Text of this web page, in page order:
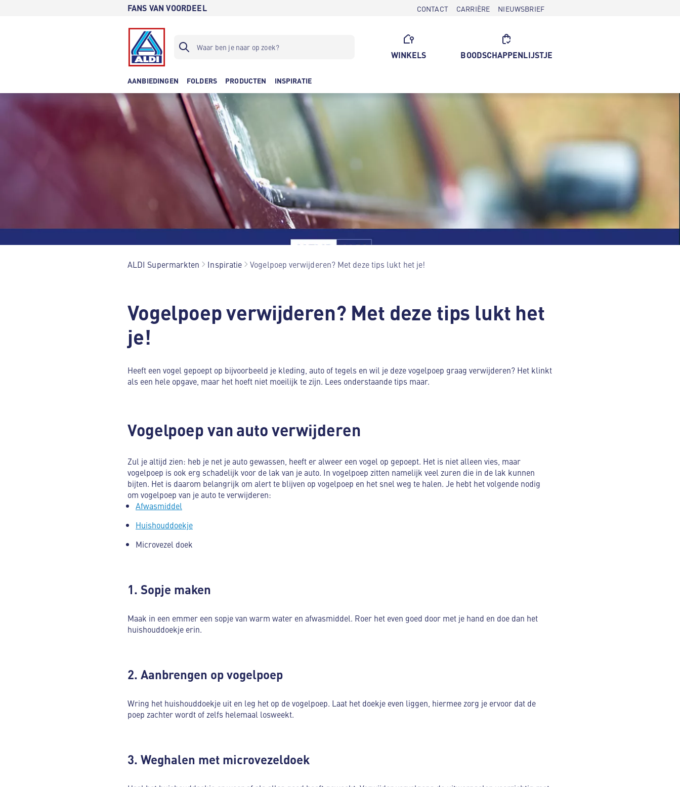
FANS VAN VOORDEEL CONTACT CARRIÈRE NIEUWSBRIEF
WINKELS BOODSCHAPPENLIJSTJE
AANBIEDINGEN FOLDERS PRODUCTEN INSPIRATIE
ALDI Supermarkten Inspiratie Vogelpoep verwijderen? Met deze tips lukt het je!
Vogelpoep verwijderen? Met deze tips lukt het
je!
Heeft een vogel gepoept op bijvoorbeeld je kleding, auto of tegels en wil je deze vogelpoep graag verwijderen? Het klinkt
als een hele opgave, maar het hoeft niet moeilijk te zijn. Lees onderstaande tips maar.
Vogelpoep van auto verwijderen
Zul je altijd zien: heb je net je auto gewassen, heeft er alweer een vogel op gepoept. Het is niet alleen vies, maar
vogelpoep is ook erg schadelijk voor de lak van je auto. In vogelpoep zitten namelijk veel zuren die in de lak kunnen
bijten. Het is daarom belangrijk om alert te blijven op vogelpoep en het snel weg te halen. Je hebt het volgende nodig
om vogelpoep van je auto te verwijderen:
Afwasmiddel
Huishouddoekje
Microvezel doek
1. Sopje maken
Maak in een emmer een sopje van warm water en afwasmiddel. Roer het even goed door met je hand en doe dan het
huishouddoekje erin.
2. Aanbrengen op vogelpoep
Wring het huishouddoekje uit en leg het op de vogelpoep. Laat het doekje even liggen, hiermee zorg je ervoor dat de
poep zachter wordt of zelfs helemaal losweekt.
3. Weghalen met microvezeldoek